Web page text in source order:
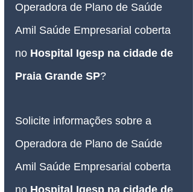
Operadora de Plano de Saúde
Amil Saúde Empresarial coberta
no Hospital Igesp na cidade de
Praia Grande SP?
Solicite informações sobre a
Operadora de Plano de Saúde
Amil Saúde Empresarial coberta